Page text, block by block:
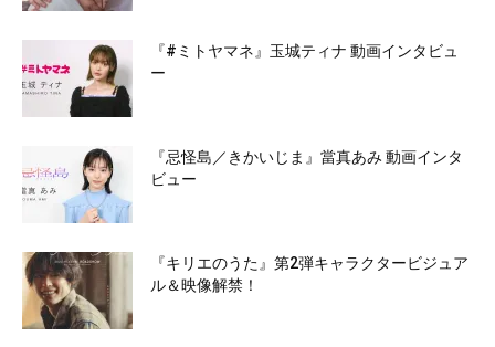
『#ミトヤマネ』玉城ティナ 動画インタビュ
ー
『忌怪島／きかいじま』當真あみ 動画インタ
ビュー
『キリエのうた』第2弾キャラクタービジュア
ル＆映像解禁！